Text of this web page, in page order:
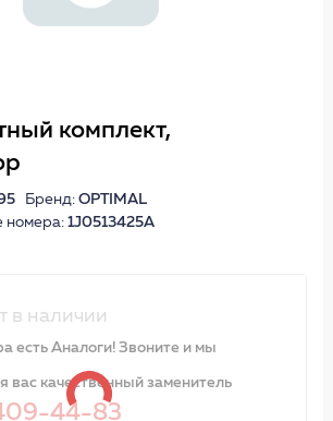
комплект,
Бренд: OPTIMAL
номера: 1J0513425A
в наличии
есть Аналоги! Звоните и мы
вас качественный заменитель
44-83